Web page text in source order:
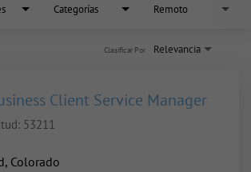
Categorías Remoto
Relevancia
Clasificar Por
Client Service Manager
53211
Colorado